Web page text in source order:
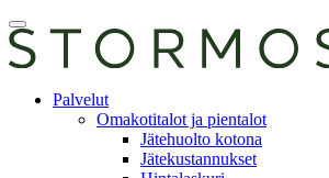
Skip
to
content
Avaa
päävalikko
asiointiPalvelut
Omakotitalot ja pientalot
Jätehuolto kotona
Jätekustannukset